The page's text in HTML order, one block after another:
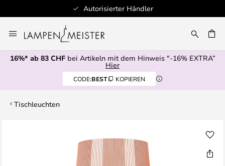
Autorisierter Händler
Inhalt
springen
16%* ab 83 CHFbei Artikeln mit dem Hinweis "-16% EXTRA”
Hier
CODE:BEST KOPIEREN
Tischleuchten